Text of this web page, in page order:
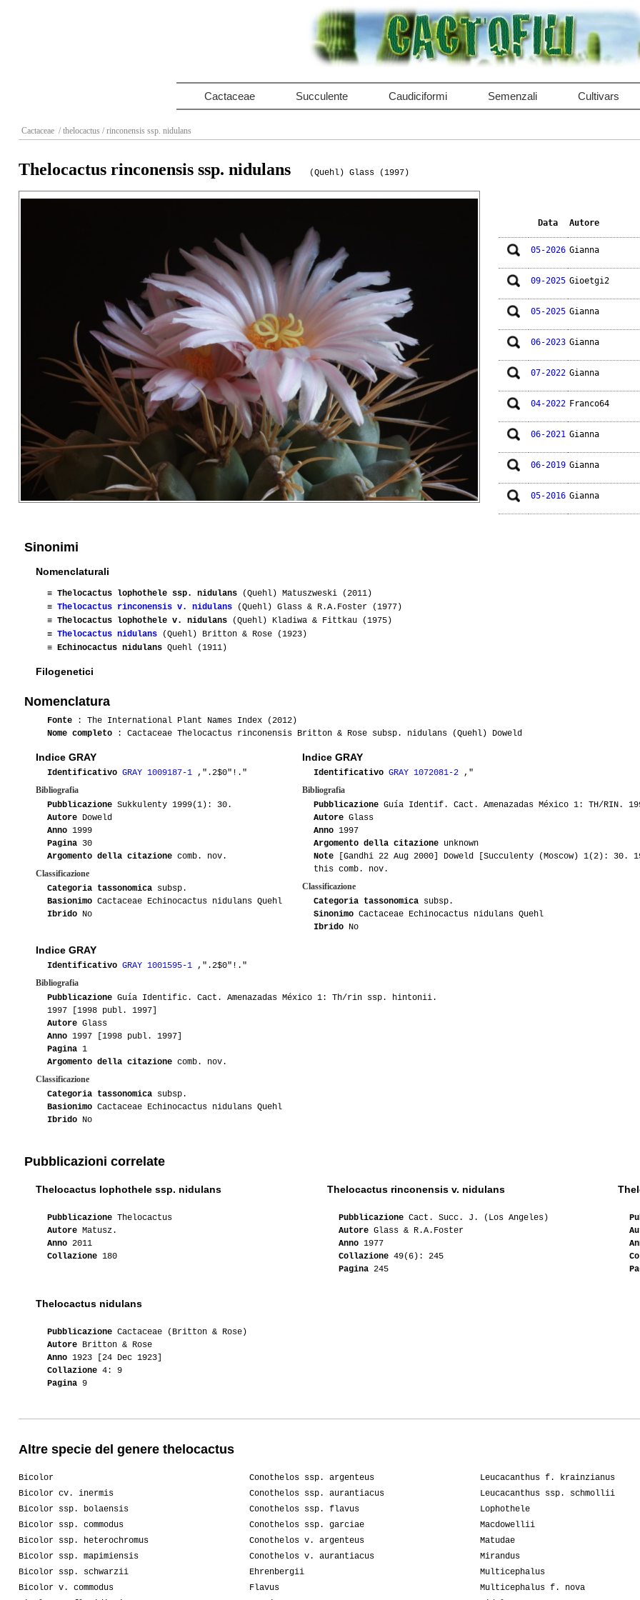
Cactaceae Succulente Caudiciformi Semenzali Cultivars
Cactaceae / thelocactus / rinconensis ssp. nidulans
Thelocactus rinconensis ssp. nidulans (Quehl) Glass (1997)
Data Autore
05-2026 Gianna
09-2025 Gioetgi2
05-2025 Gianna
06-2023 Gianna
07-2022 Gianna
04-2022 Franco64
06-2021 Gianna
06-2019 Gianna
05-2016 Gianna
Sinonimi
Nomenclaturali
≡ Thelocactus lophothele ssp. nidulans (Quehl) Matuszweski (2011)
≡ Thelocactus rinconensis v. nidulans (Quehl) Glass & R.A.Foster (1977)
≡ Thelocactus lophothele v. nidulans (Quehl) Kladiwa & Fittkau (1975)
≡ Thelocactus nidulans (Quehl) Britton & Rose (1923)
≡ Echinocactus nidulans Quehl (1911)
Filogenetici
Nomenclatura
Fonte : The International Plant Names Index (2012)
Nome completo : Cactaceae Thelocactus rinconensis Britton & Rose subsp. nidulans (Quehl) Doweld
Indice GRAY
Identificativo GRAY 1009187-1 ,".2$0"!."
Bibliografia
Pubblicazione Sukkulenty 1999(1): 30.
Autore Doweld
Anno 1999
Pagina 30
Argomento della citazione comb. nov.
Classificazione
Categoria tassonomica subsp.
Basionimo Cactaceae Echinocactus nidulans Quehl
Ibrido No
Indice GRAY
Identificativo GRAY 1072081-2 ,"
Bibliografia
Pubblicazione Guía Identif. Cact. Amenazadas México 1: TH/RIN.
Autore Glass
Anno 1997
Argomento della citazione unknown
Note [Gandhi 22 Aug 2000] Doweld [Succulenty (Moscow) 1(2): 30.
this comb. nov.
Classificazione
Categoria tassonomica subsp.
Sinonimo Cactaceae Echinocactus nidulans Quehl
Ibrido No
Indice GRAY
Identificativo GRAY 1001595-1 ,".2$0"!."
Bibliografia
Pubblicazione Guía Identific. Cact. Amenazadas México 1: Th/rin ssp. hintonii.
1997 [1998 publ. 1997]
Autore Glass
Anno 1997 [1998 publ. 1997]
Pagina 1
Argomento della citazione comb. nov.
Classificazione
Categoria tassonomica subsp.
Basionimo Cactaceae Echinocactus nidulans Quehl
Ibrido No
Pubblicazioni correlate
Thelocactus lophothele ssp. nidulans
Pubblicazione Thelocactus
Autore Matusz.
Anno 2011
Collazione 180
Thelocactus rinconensis v. nidulans
PubblicazioneCact. Succ. J. (Los Angeles)
AutoreGlass & R.A.Foster
Anno1977
Collazione49(6): 245
Pagina245
Thelocactus nidulans
Pubblicazione Cactaceae (Britton & Rose)
Autore Britton & Rose
Anno 1923 [24 Dec 1923]
Collazione 4: 9
Pagina 9
Altre specie del genere thelocactus
Bicolor
Bicolor cv. inermis
Bicolor ssp. bolaensis
Bicolor ssp. commodus
Bicolor ssp. heterochromus
Bicolor ssp. mapimiensis
Bicolor ssp. schwarzii
Bicolor v. commodus
Conothelos ssp. argenteus
Conothelos ssp. aurantiacus
Conothelos ssp. flavus
Conothelos ssp. garciae
Conothelos v. argenteus
Conothelos v. aurantiacus
Ehrenbergii
Flavus
Leucacanthus f. krainzianus
Leucacanthus ssp. schmollii
Lophothele
Macdowellii
Matudae
Mirandus
Multicephalus
Multicephalus f. nova